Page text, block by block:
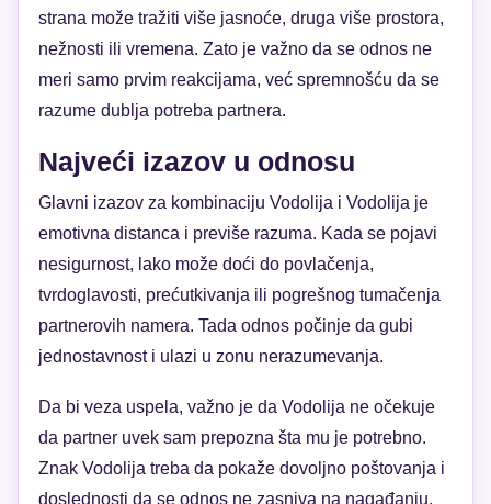
strana može tražiti više jasnoće, druga više prostora,
nežnosti ili vremena. Zato je važno da se odnos ne
meri samo prvim reakcijama, već spremnošću da se
razume dublja potreba partnera.
Najveći izazov u odnosu
Glavni izazov za kombinaciju Vodolija i Vodolija je
emotivna distanca i previše razuma. Kada se pojavi
nesigurnost, lako može doći do povlačenja,
tvrdoglavosti, prećutkivanja ili pogrešnog tumačenja
partnerovih namera. Tada odnos počinje da gubi
jednostavnost i ulazi u zonu nerazumevanja.
Da bi veza uspela, važno je da Vodolija ne očekuje
da partner uvek sam prepozna šta mu je potrebno.
Znak Vodolija treba da pokaže dovoljno poštovanja i
doslednosti da se odnos ne zasniva na nagađanju.